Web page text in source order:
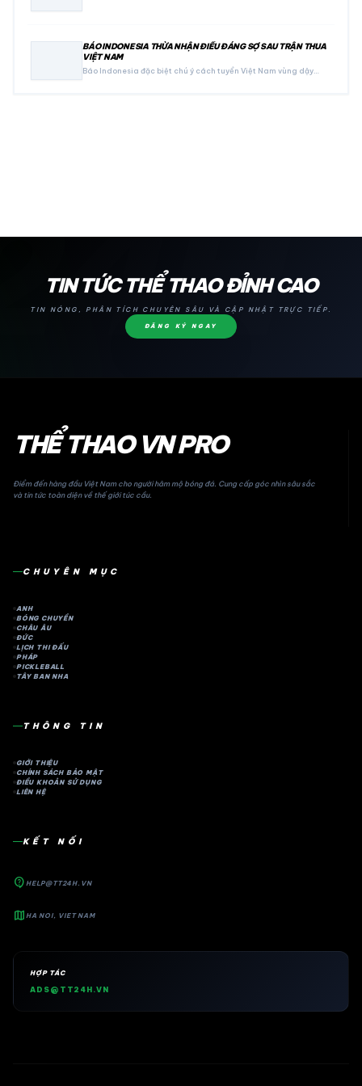
BÁO INDONESIA THỪA NHẬN ĐIỀU ĐÁNG SỢ SAU TRẬN THUA
VIỆT NAM
Báo Indonesia đặc biệt chú ý cách tuyển Việt Nam vùng dậy…
TIN TỨC THỂ THAO ĐỈNH CAO
TIN NÓNG, PHÂN TÍCH CHUYÊN SÂU VÀ CẬP NHẬT TRỰC TIẾP.
ĐĂNG KÝ NGAY
THỂ THAO VN PRO
Điểm đến hàng đầu Việt Nam cho người hâm mộ bóng đá. Cung cấp góc nhìn sâu sắc
và tin tức toàn diện về thế giới túc cầu.
CHUYÊN MỤC
ANH
BÓNG CHUYỀN
CHÂU ÂU
ĐỨC
LỊCH THI ĐẤU
PHÁP
PICKLEBALL
TÂY BAN NHA
THÔNG TIN
GIỚI THIỆU
CHÍNH SÁCH BẢO MẬT
ĐIỀU KHOẢN SỬ DỤNG
LIÊN HỆ
KẾT NỐI
contact_support HELP@TT24H.VN
map HA NOI, VIET NAM
HỢP TÁC
ADS@TT24H.VN